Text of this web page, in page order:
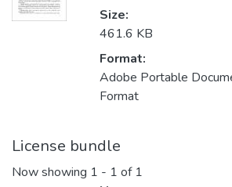
Size:
461.6 KB
Format:
Adobe Portable
Format
License bundle
Now showing 1 - 1 of 1